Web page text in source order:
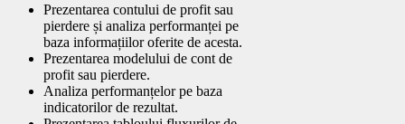
Prezentarea contului de profit sau
pierdere și analiza performanței pe
baza informațiilor oferite de acesta.
Prezentarea modelului de cont de
profit sau pierdere.
Analiza performanțelor pe baza
indicatorilor de rezultat.